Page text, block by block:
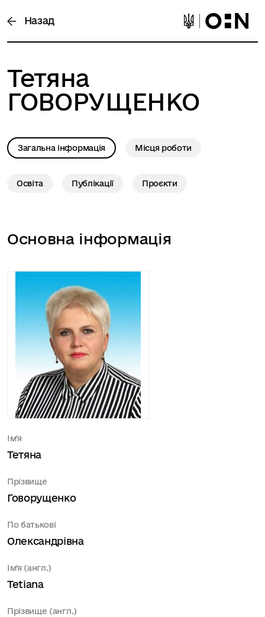
Назад
Тетяна
ГОВОРУЩЕНКО
Загальна інформація Місця роботи
Освіта Публікації Проєкти
Основна інформація
Ім'я
Тетяна
Прізвище
Говорущенко
По батькові
Олександрівна
Ім'я (англ.)
Tetiana
Прізвище (англ.)